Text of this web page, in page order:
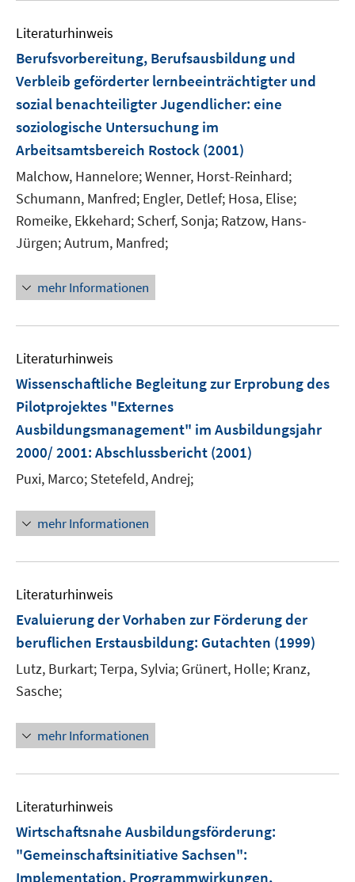
n
F
e
n
s
t
e
ö
f
f
n
n
Literaturhinweis
Berufsvorbereitung, Berufsausbildung und
Verbleib geförderter lernbeeinträchtigter und
sozial benachteiligter Jugendlicher: eine
soziologische Untersuchung im
Arbeitsamtsbereich Rostock (2001)
Malchow, Hannelore;Wenner, Horst-Reinhard;
Schumann, Manfred; Engler, Detlef; Hosa, Elise;
Romeike, Ekkehard; Scherf, Sonja; Ratzow, Hans-
Jürgen;Autrum, Manfred;
mehr Informationen
Literaturhinweis
Wissenschaftliche Begleitung zur Erprobung des
Pilotprojektes "Externes
Ausbildungsmanagement" im Ausbildungsjahr
2000/ 2001: Abschlussbericht (2001)
Puxi, Marco; Stetefeld, Andrej;
mehr Informationen
Literaturhinweis
Evaluierung der Vorhaben zur Förderung der
beruflichen Erstausbildung: Gutachten (1999)
Lutz, Burkart;Terpa, Sylvia; Grünert, Holle; Kranz,
Sasche;
mehr Informationen
Literaturhinweis
Wirtschaftsnahe Ausbildungsförderung:
"Gemeinschaftsinitiative Sachsen":
Implementation, Programmwirkungen,